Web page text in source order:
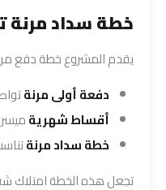
خطة سداد مرنة
يقدم المشروع خطة دفع
دفعة أولى مرنة
أقساط شهريةميسرة
خطة سداد مرنة
تجعل هذه الخطة امتلاك